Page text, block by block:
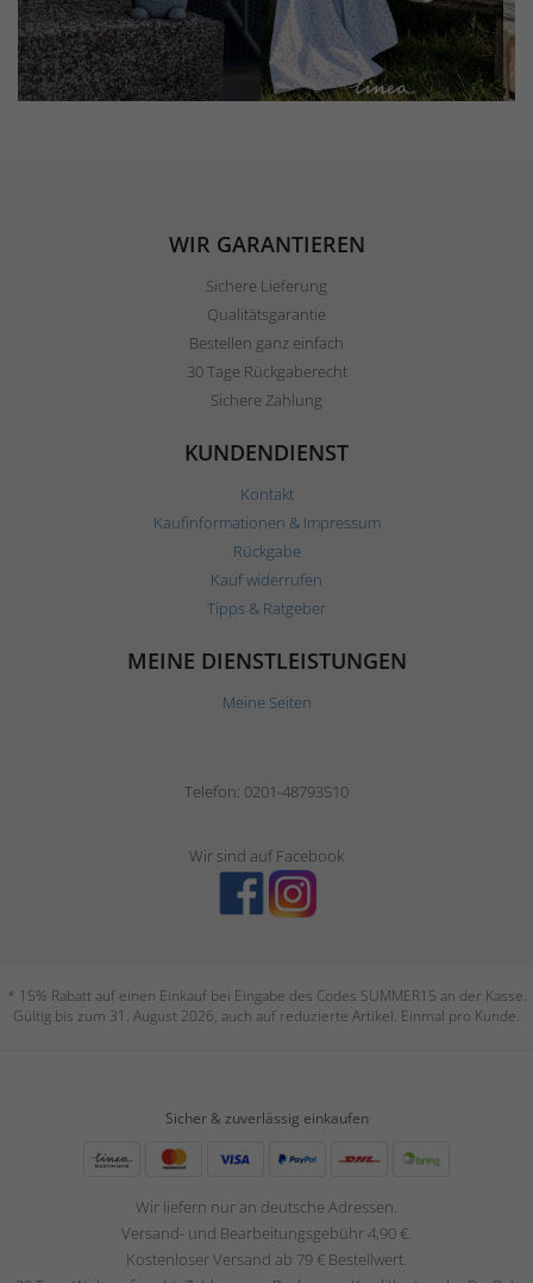
WIR GARANTIEREN
Sichere Lieferung
Qualitätsgarantie
Bestellen ganz einfach
30 Tage Rückgaberecht
Sichere Zahlung
KUNDENDIENST
Kontakt
Kaufinformationen & Impressum
Rückgabe
Kauf widerrufen
Tipps & Ratgeber
MEINE DIENSTLEISTUNGEN
Meine Seiten
Telefon: 0201-48793510
Wir sind auf Facebook
* 15% Rabatt auf einen Einkauf bei Eingabe des Codes SUMMER15 an der Kasse.
Gültig bis zum 31. August 2026, auch auf reduzierte Artikel. Einmal pro Kunde.
Sicher & zuverlässig einkaufen
Wir liefern nur an deutsche Adressen.
Versand- und Bearbeitungsgebühr 4,90 €.
Kostenloser Versand ab 79 € Bestellwert.